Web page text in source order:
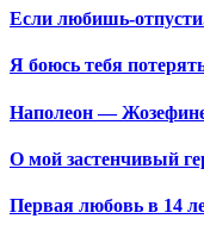
Если любишь-
Я боюсь тебя
Наполеон —
О мой застенчивый
Первая любовь в 14